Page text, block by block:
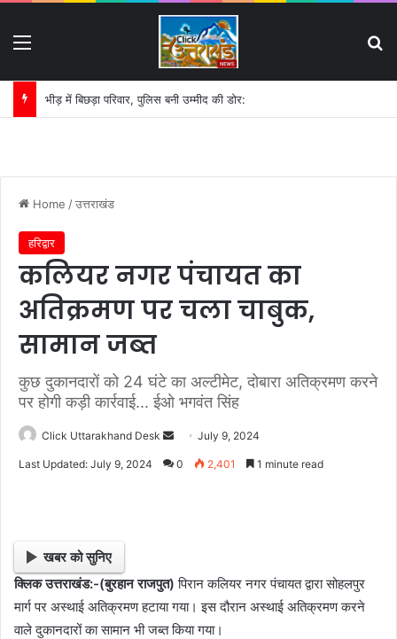
भीड़ में बिछड़ा परिवार, पुलिस बनी उम्मीद की डोर:
Home /उत्तराखंड
हरिद्वार
कलियर नगर पंचायत का
अतिक्रमण पर चला चाबुक,
सामान जब्त
कुछ दुकानदारों को 24 घंटे का अल्टीमेट, दोबारा अतिक्रमण करने
पर होगी कड़ी कार्रवाई... ईओ भगवंत सिंह
Click Uttarakhand Desk
e
m
a
i
July 9, 2024
Last Updated: July 9, 2024 0 2,401 1 minute read
खबर को सुनिए
क्लिक उत्तराखंड:-(बुरहान राजपुत)पिरान कलियर नगर पंचायत द्वारा सोहलपुर
मार्ग पर अस्थाई अतिक्रमण हटाया गया। इस दौरान अस्थाई अतिक्रमण करने
वाले दुकानदारों का सामान भी जब्त किया गया।